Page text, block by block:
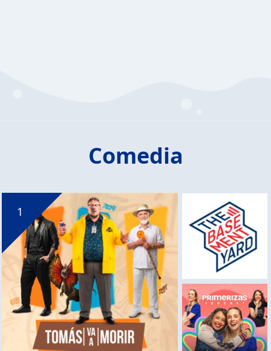
Comedia